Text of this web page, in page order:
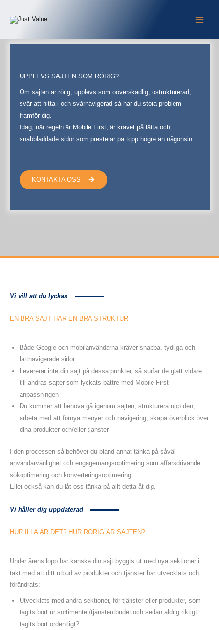
UPPLEVS SAJTEN SOM RÖRIG?
Om sajten är rörig, upplevs som oöverskådlig, ostrukturerad,
svår att hitta i och svårnavigerad så har du stora problem
framför dig.
Idag, när regeln är Mobile First, är kravet på lätta och
snabbladdade sidor som presterar på topp högre än någonsin.
KONTAKTA OSS
Vi vill att du lyckas
EN BRA SAJT HAR EN BRA STRUKTUR
Både Google och mobilanvändarna kräver snabba, tydliga och
lättnavigerade sidor
Levererar inte din sajt på dessa punkter, så surfar de glatt vidare
till andras sajter som lyckats bättre med Mobile First-
anpassningen
Du kommer att behöva gå igenom sajten, strukturera upp den,
arbeta med att förnya menyer och navigering, skapa överblick över
dina produkter och/eller tjänster
I den processen så behöver du bland annat tänka på såväl
användarvänlighet och engagemangsoptimering som affärsdrivande
sökoptimering och konverteringsoptimering.
Eller också kan du låt oss tänka på allt detta åt dig.
Vi håller dig uppdaterad
HUR ILLA ÄR DET? HUR RÖRIG ÄR SAJTEN?
Under årens lopp har kanske din sajt byggts ut med nya sektioner i
takt med att ditt utbud av produkter och tjänster har utvecklats och
förändrats:
Utvecklats med andra sektioner, för tjänster eller produkter, som
tagits bort ur sortimentet/tjänsteutbudet och sedan aldrig riktigt
tagits bort ordentligt?